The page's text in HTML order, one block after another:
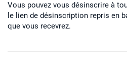
Vous pouvez vous désinscrire à
le lien de désinscription repris en
que vous recevrez.